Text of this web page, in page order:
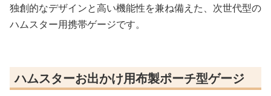
独創的なデザインと高い機能性を兼ね備えた、次世代型の
ハムスター用携帯ゲージです。
ハムスターお出かけ用布製ポーチ型ゲージ